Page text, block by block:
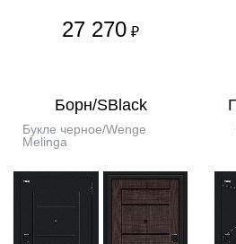
27 270 ₽
Борн/SBlack
Букле черное/Wenge
Melinga